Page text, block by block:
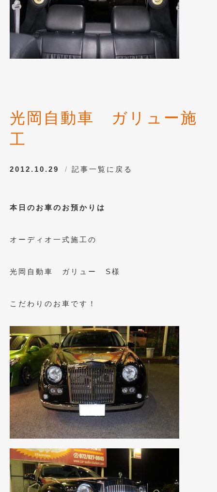
2020年7月(3)
(2)
2020年5月 (4)
2020年4月(4)
2020年1月 (6)
2019年10月 (7)
2019年8月(10)
2019年5月 (21)
2019年3月(1)
2019年2月(6)
2019年1月(5)
2018年12月(3)
2018年11月(3)
2018年10月(4)
2018年9月 (8)
2018年8月(6)
2018年7月(2)
2018年6月(7)
光岡自動車 ガリュー施
工
2012.10.29 記事一覧に戻る
本日のお車のお預かりは
オーディオ一式施工の
光岡自動車 ガリュー S様
こだわりのお車です！